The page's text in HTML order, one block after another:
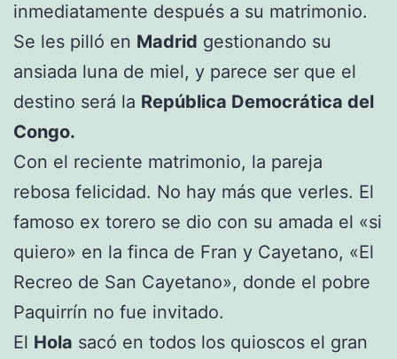
inmediatamente después a su matrimonio.
Se les pilló en Madrid gestionando su
ansiada luna de miel, y parece ser que el
destino será la República Democrática del
Congo.
Con el reciente matrimonio, la pareja
rebosa felicidad. No hay más que verles. El
famoso ex torero se dio con su amada el «si
quiero» en la finca de Fran y Cayetano, «El
Recreo de San Cayetano», donde el pobre
Paquirrín no fue invitado.
El Hola sacó en todos los quioscos el gran